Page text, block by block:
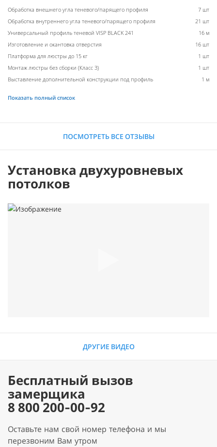
Обработка внешнего угла теневого/парящего профиля
7 шт
Обработка внутреннего угла теневого/парящего профиля
21 шт
Универсальный профиль теневой VISP BLACK 241
16 м
Изготовление и окантовка отверстия
16 шт
Платформа для люстры до 15 кг
1 шт
Монтаж люстры без сборки (Класс 3)
1 шт
Выставление дополнительной конструкции под профиль
1 м
Показать полный список
ПОСМОТРЕТЬ ВСЕ ОТЗЫВЫ
Установка двухуровневых
потолков
ДРУГИЕ ВИДЕО
Бесплатный вызов
замерщика
8 800 200-00-92
Оставьте нам свой номер телефона и мы
перезвоним Вам утром